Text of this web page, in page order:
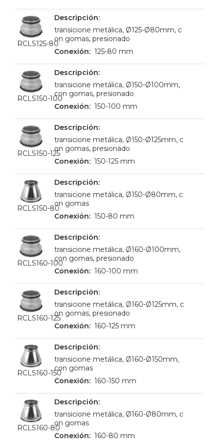
RCLS125-80
transicione metálica, Ø125-Ø80mm, c
on gomas, presionado
125-80 mm
RCLS150-100
transicione metálica, Ø150-Ø100mm,
con gomas, presionado
150-100 mm
RCLS150-125
transicione metálica, Ø150-Ø125mm, c
on gomas, presionado
150-125 mm
RCLS150-80
transicione metálica, Ø150-Ø80mm, c
on gomas
150-80 mm
RCLS160-100
transicione metálica, Ø160-Ø100mm,
con gomas, presionado
160-100 mm
RCLS160-125
transicione metálica, Ø160-Ø125mm, c
on gomas, presionado
160-125 mm
RCLS160-150
transicione metálica, Ø160-Ø150mm,
con gomas
160-150 mm
RCLS160-80
transicione metálica, Ø160-Ø80mm, c
on gomas
160-80 mm